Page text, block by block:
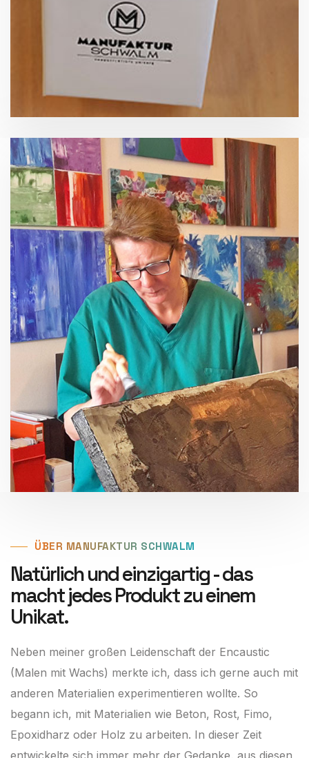
ÜBER MANUFAKTUR SCHWALM
Natürlich und einzigartig - das
macht jedes Produkt zu einem
Unikat.
Neben meiner großen Leidenschaft der Encaustic
(Malen mit Wachs) merkte ich, dass ich gerne auch mit
anderen Materialien experimentieren wollte. So
begann ich, mit Materialien wie Beton, Rost, Fimo,
Epoxidharz oder Holz zu arbeiten. In dieser Zeit